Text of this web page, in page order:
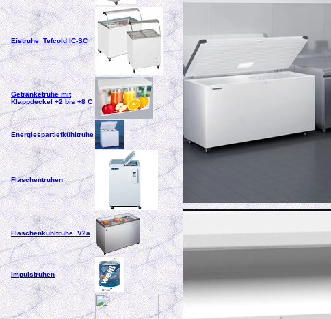
Eistruhe Tefcold IC-SC
Getränketruhe mit
Klappdeckel +2 bis +8 C
Energiespartiefkühltruhe
Flaschentruhen
Flaschenkühltruhe V2a
Impulstruhen